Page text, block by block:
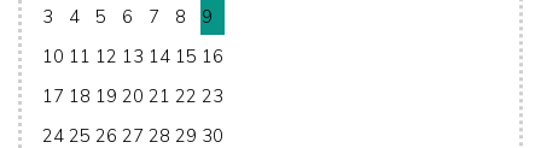
3
4 5 6 7 8
9
10 11 12 13 14 15 16
17 18 19 20 21 22 23
24 25 26 27 28 29 30